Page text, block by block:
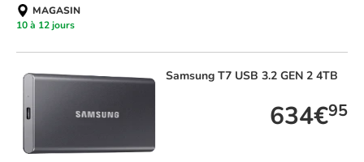
MAGASIN
10 à 12 jours
Samsung T7 USB 3.2 GEN 2 4TB
634€95